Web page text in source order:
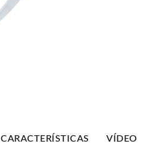
CARACTERÍSTICAS VÍDEO